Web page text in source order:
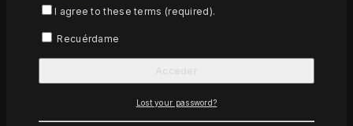
Ecuador, transformadas a través de la Biblia, la Palabra de
Sociedades Bíblicas Unidas en Ecuador (SBUEC) es una
I agree to these terms (required).
Recuérdame
Lost your password?